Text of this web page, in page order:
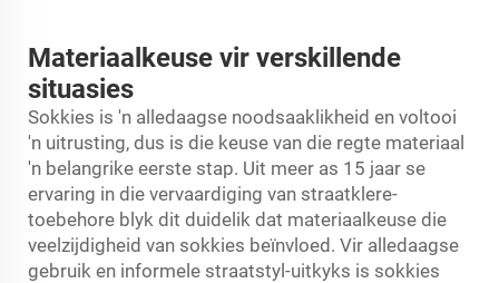
Materiaalkeuse vir verskillende
situasies
Sokkies is 'n alledaagse noodsaaklikheid en voltooi
'n uitrusting, dus is die keuse van die regte materiaal
'n belangrike eerste stap. Uit meer as 15 jaar se
ervaring in die vervaardiging van straatklere-
toebehore blyk dit duidelik dat materiaalkeuse die
veelzijdigheid van sokkies beïnvloed. Vir alledaagse
gebruik en informele straatstyl-uitkyks is sokkies